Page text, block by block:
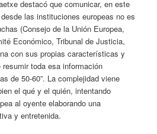
destacó que comunicar, en este
las instituciones europeas no es
(Consejo de la Unión Europea,
Económico, Tribunal de Justicia,
con sus propias características y
toda esa información
de 50-60”. La complejidad viene
el qué y el quién, intentando
al oyente elaborando una
y entretenida.